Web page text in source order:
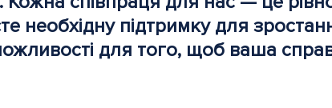
необхідну підтримку для
для того, щоб ваша